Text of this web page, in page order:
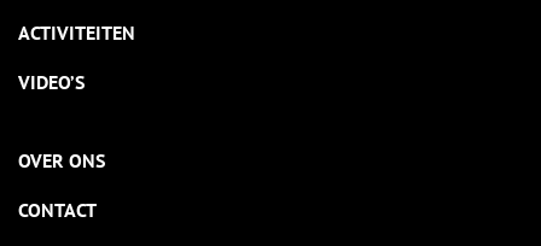
ACTIVITEITEN
VIDEO’S
OVER ONS
CONTACT